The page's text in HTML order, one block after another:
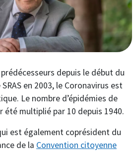
depuis le début du
en 2003, le Coronavirus est
Le nombre d’épidémies de
été multiplié par 10 depuis 1940.
est également coprésident du
de la Convention citoyenne